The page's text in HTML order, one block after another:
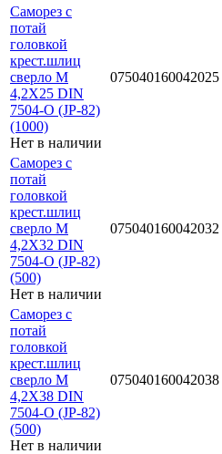
Саморез с
потай
головкой
крест.шлиц
сверло М
4,2Х25 DIN
7504-O (JP-82)
(1000)
Нет в наличии
075040160042025
Саморез с
потай
головкой
крест.шлиц
сверло М
4,2Х32 DIN
7504-O (JP-82)
(500)
Нет в наличии
075040160042032
Саморез с
потай
головкой
крест.шлиц
сверло М
4,2Х38 DIN
7504-O (JP-82)
(500)
Нет в наличии
075040160042038